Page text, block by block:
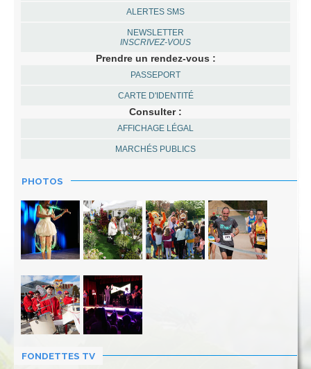
ALERTES SMS
NEWSLETTER
INSCRIVEZ-VOUS
Prendre un rendez-vous :
PASSEPORT
CARTE D'IDENTITÉ
Consulter :
AFFICHAGE LÉGAL
MARCHÉS PUBLICS
PHOTOS
FONDETTES TV